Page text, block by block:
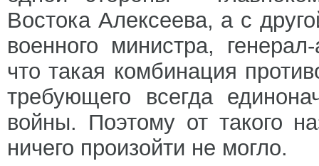
Востока Алексеева, а с
военного министра,
что такая комбинация
требующего всегда
войны. Поэтому от такого
ничего произойти не могло.